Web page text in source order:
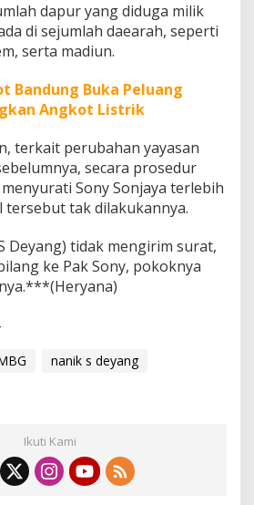
dapur yang diduga milik
di sejumlah daearah, seperti
serta madiun.
Bandung Buka Peluang
Angkot Listrik
terkait perubahan yayasan
secara prosedur
Sony Sonjaya terlebih
tersebut tak dilakukannya.
Deyang) tidak mengirim surat,
ke Pak Sony, pokoknya
nanik s deyang
Ikuti Kami